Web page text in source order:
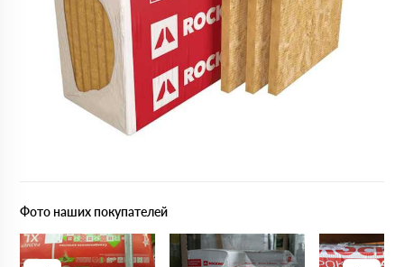
Фото наших покупателей